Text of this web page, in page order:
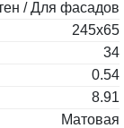
/ Для фасадов
245x65
34
0.54
8.91
Матовая